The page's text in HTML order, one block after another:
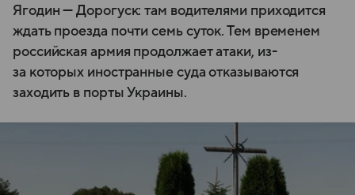
Ягодин — Дорогуск: там водителями приходится
ждать проезда почти семь суток. Тем временем
российская армия продолжает атаки, из-
за которых иностранные суда отказываются
заходить в порты Украины.